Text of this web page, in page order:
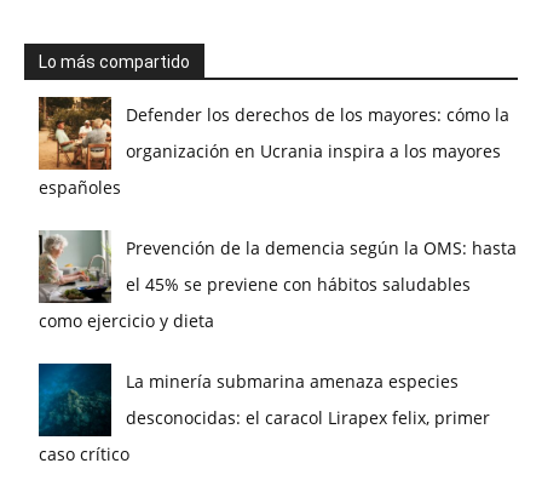
Lo más compartido
Defender los derechos de los mayores: cómo la
organización en Ucrania inspira a los mayores
españoles
Prevención de la demencia según la OMS: hasta
el 45% se previene con hábitos saludables
como ejercicio y dieta
La minería submarina amenaza especies
desconocidas: el caracol Lirapex felix, primer
caso crítico